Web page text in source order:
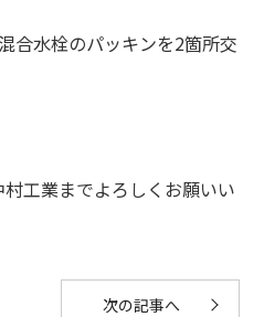
合水栓のパッキンを2箇所交
工業までよろしくお願いい
次の記事へ